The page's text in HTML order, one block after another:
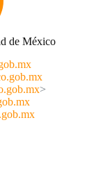
de México
>